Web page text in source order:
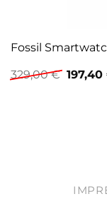
Fossil
329,00€
Preis
197,40